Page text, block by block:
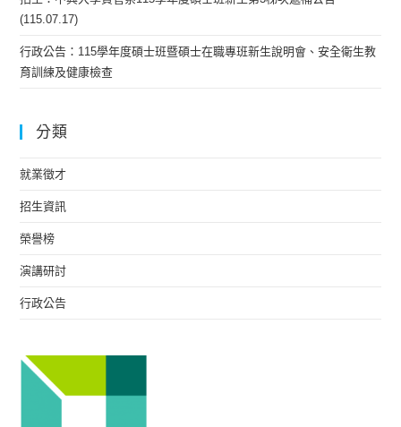
(115.07.17)
行政公告：115學年度碩士班暨碩士在職專班新生說明會、安全衛生教
育訓練及健康檢查
分類
就業徵才
招生資訊
榮譽榜
演講研討
行政公告